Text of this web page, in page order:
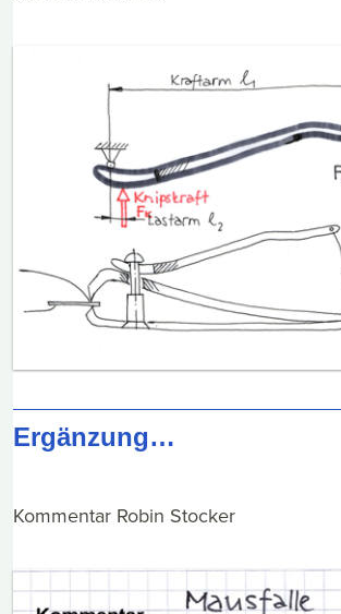
Ergänzung…
Kommentar Robin Stocker